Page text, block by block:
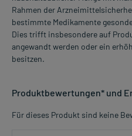
Rahmen der
bestimmte Medikamente
Dies trifft insbesondere auf
angewandt werden oder ein
besitzen.
Produktbewertungen* und
Für dieses Produkt sind keine